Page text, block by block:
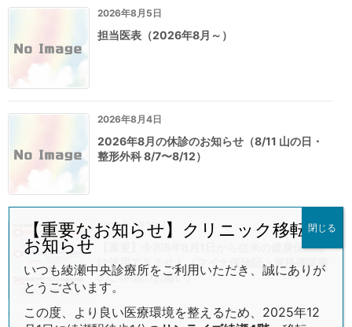
2026年8月5日
担当医表（2026年8月～）
2026年8月4日
2026年8月の休診のお知らせ（8/11 山の日・
整形外科 8/7〜8/12）
2026年7月26日
【重要】令和8年8月1日から従来の健康保険証
は使用できません（マイナ保険証・資格確認書
のご準備のお願い）
【重要なお知らせ】クリニック移転の
お知らせ
いつも綾瀬中央診療所をご利用いただき、誠にありが
とうございます。
この度、より良い医療環境を整えるため、2025年12
閉じる